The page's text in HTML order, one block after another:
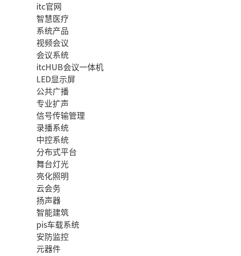
itc官网
智慧医疗
系统产品
视频会议
会议系统
itcHUB会议一体机
LED显示屏
公共广播
专业扩声
信号传输管理
录播系统
中控系统
分布式平台
舞台灯光
亮化照明
云会务
扬声器
智能建筑
pis车载系统
安防监控
元器件